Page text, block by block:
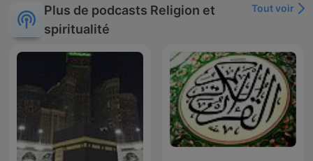
Plus de podcasts Religion et
spiritualité
Tout voir